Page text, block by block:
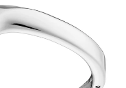
Lost password?